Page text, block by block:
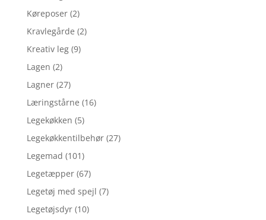
Køreposer (2)
Kravlegårde (2)
Kreativ leg (9)
Lagen (2)
Lagner (27)
Læringstårne (16)
Legekøkken (5)
Legekøkkentilbehør (27)
Legemad (101)
Legetæpper (67)
Legetøj med spejl (7)
Legetøjsdyr (10)